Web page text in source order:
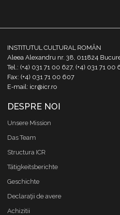
INSTITUTUL CULTURAL ROMÂN
Aleea Alexandru nr. 38, 011824
Tel.: (+4) 031 71 00 627, (+4) 031 71 00
Fax: (+4) 031 71 00 607
E-mail: icr@icr.ro
DESPRE NOI
Unsere Mission
Das Team
Structura ICR
Tätigkeitsberichte
Geschichte
Declaraţii de avere
Achizitii